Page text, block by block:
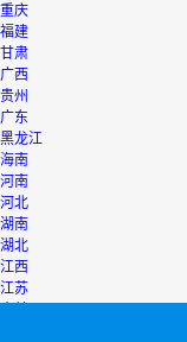
重庆
福建
甘肃
广西
贵州
广东
黑龙江
海南
河南
河北
湖南
湖北
江西
江苏